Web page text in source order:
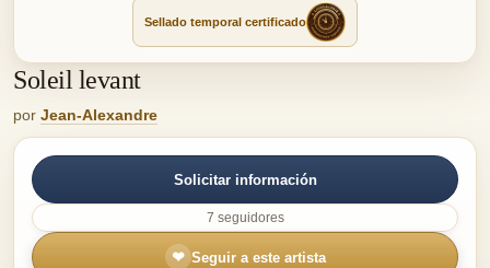
Sellado temporal certificado
Soleil levant
por Jean-Alexandre
Solicitar información
7 seguidores
❤ Seguir a este artista